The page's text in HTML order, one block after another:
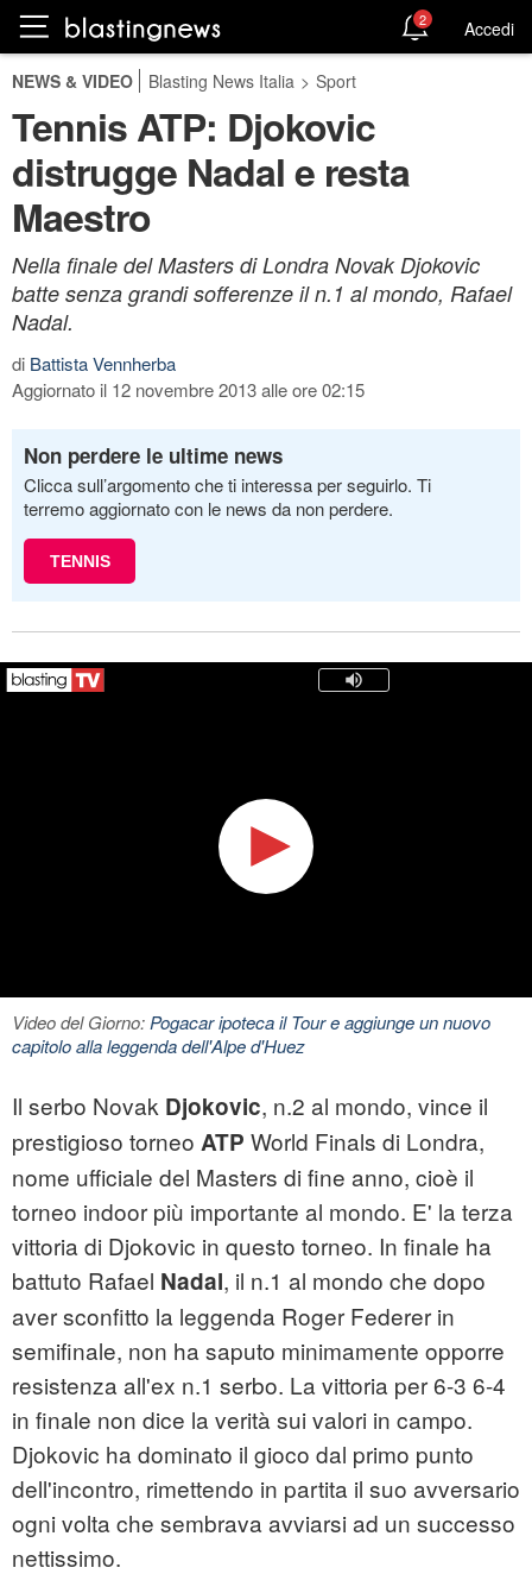
2 Accedi
NEWS & VIDEO Blasting News Italia > Sport
Tennis ATP: Djokovic
distrugge Nadal e resta
Maestro
Nella finale del Masters di Londra Novak Djokovic
batte senza grandi sofferenze il n.1 al mondo, Rafael
Nadal.
di Battista Vennherba
Aggiornato il 12 novembre 2013 alle ore 02:15
Non perdere le ultime news
Clicca sull’argomento che ti interessa per seguirlo. Ti
terremo aggiornato con le news da non perdere.
TENNIS
Video del Giorno: Pogacar ipoteca il Tour e aggiunge un nuovo
capitolo alla leggenda dell'Alpe d'Huez
Il serbo Novak Djokovic, n.2 al mondo, vince il
prestigioso torneo ATP World Finals di Londra,
nome ufficiale del Masters di fine anno, cioè il
torneo indoor più importante al mondo. E' la terza
vittoria di Djokovic in questo torneo. In finale ha
battuto Rafael Nadal, il n.1 al mondo che dopo
aver sconfitto la leggenda Roger Federer in
semifinale, non ha saputo minimamente opporre
resistenza all'ex n.1 serbo. La vittoria per 6-3 6-4
in finale non dice la verità sui valori in campo.
Djokovic ha dominato il gioco dal primo punto
dell'incontro, rimettendo in partita il suo avversario
ogni volta che sembrava avviarsi ad un successo
nettissimo.